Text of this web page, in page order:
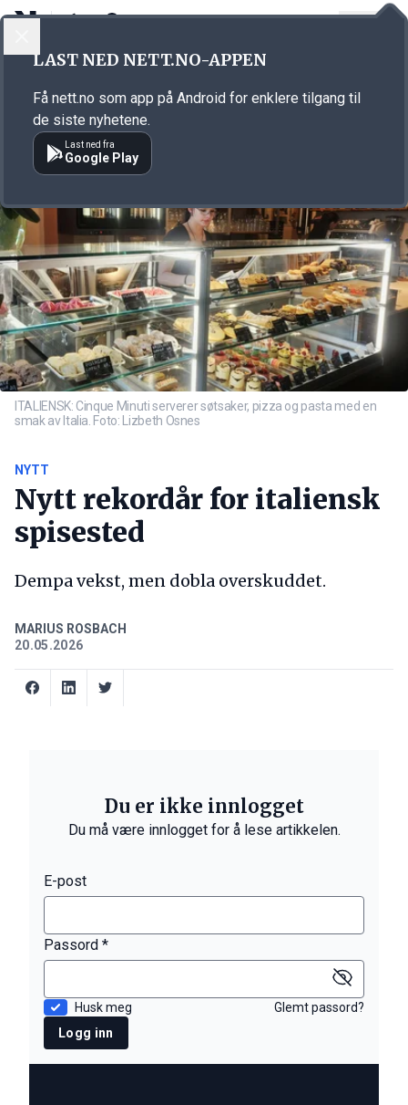
Annonsørinnhold
ITALIENSK: Cinque Minuti serverer søtsaker, pizza og pasta med en
smak av Italia. Foto: Lizbeth Osnes
NYTT
Nytt rekordår for italiensk
spisested
Dempa vekst, men dobla overskuddet.
MARIUS ROSBACH
20.05.2026
Du er ikke innlogget
Du må være innlogget for å lese artikkelen.
E-post
Passord *
Husk meg
Glemt passord?
Logg inn
LAST NED NETT.NO-APPEN
Få nett.no som app på Android for enklere tilgang til
de siste nyhetene.
Last ned fra
Google Play